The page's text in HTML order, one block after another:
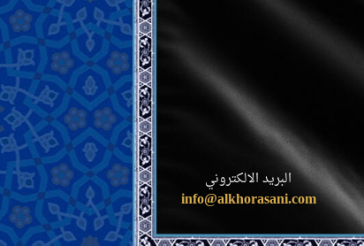
البريد الالكتروني
info@alkhorasani.com